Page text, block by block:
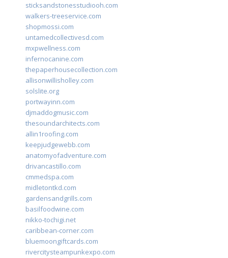
sticksandstonesstudiooh.com
walkers-treeservice.com
shopmossi.com
untamedcollectivesd.com
mxpwellness.com
infernocanine.com
thepaperhousecollection.com
allisonwillisholley.com
solslite.org
portwayinn.com
djmaddogmusic.com
thesoundarchitects.com
allin1roofing.com
keepjudgewebb.com
anatomyofadventure.com
drivancastillo.com
cmmedspa.com
midletontkd.com
gardensandgrills.com
basilfoodwine.com
nikko-tochigi.net
caribbean-corner.com
bluemoongiftcards.com
rivercitysteampunkexpo.com